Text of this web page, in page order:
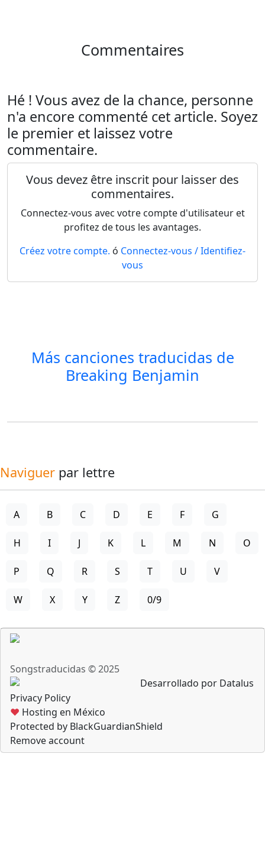
Commentaires
Hé ! Vous avez de la chance, personne
n'a encore commenté cet article. Soyez
le premier et laissez votre
commentaire.
Vous devez être inscrit pour laisser des
commentaires.
Connectez-vous avec votre compte d'utilisateur et
profitez de tous les avantages.
Créez votre compte. ó Connectez-vous / Identifiez-
vous
Más canciones traducidas de
Breaking Benjamin
Naviguer par lettre
A B C D E F G
H I J K L M N O
P Q R S T U V
W X Y Z 0/9
Songstraducidas © 2025
Desarrollado por Datalus
Privacy Policy
♥ Hosting en México
Protected by BlackGuardianShield
Remove account